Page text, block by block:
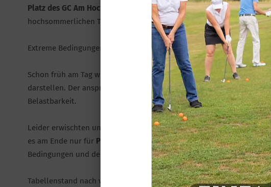
Platz des GC Am Hockenberg
. Trotz einiger Ausfälle im Team reiste
hochsommerlichen Temperaturen wichtige Punkte für den
Extreme Bedingungen, wenig zählbares Ergebnis.
Schon früh am Tag wurde klar: Der Platz und die Hitze um die 30 Grad
darstellen. Der anspruchsvolle Platz forderte von allen Spielern
Belastbarkeit.
Leider erwischten unsere Jungs nicht ihren besten Tag– viele waren
es am Ende nur für Platz 5 in der Tageswertung. Ein Ergebnis, das
Bedingungen und der Ersatzsituation nachvollziehbar ist.
Tabellenstand nach vier Spieltagen